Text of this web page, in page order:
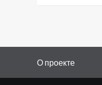
О проекте